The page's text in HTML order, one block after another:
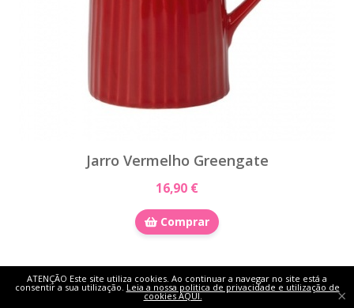
Jarro Vermelho Greengate
16,90 €
Comprar
ATENÇÃO Este site utiliza cookies. Ao continuar a navegar no site está a
consentir a sua utilização. Leia a nossa politica de privacidade e utilização de
cookies AQUI. ×